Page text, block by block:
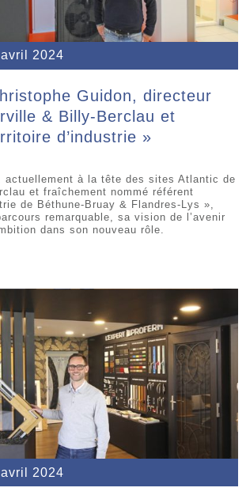
2024
Guidon, directeur
& Billy-Berclau et
d’industrie »
actuellement à la tête des sites Atlantic de
et fraîchement nommé référent
de Béthune-Bruay & Flandres-Lys »,
remarquable, sa vision de l’avenir
dans son nouveau rôle.
2024